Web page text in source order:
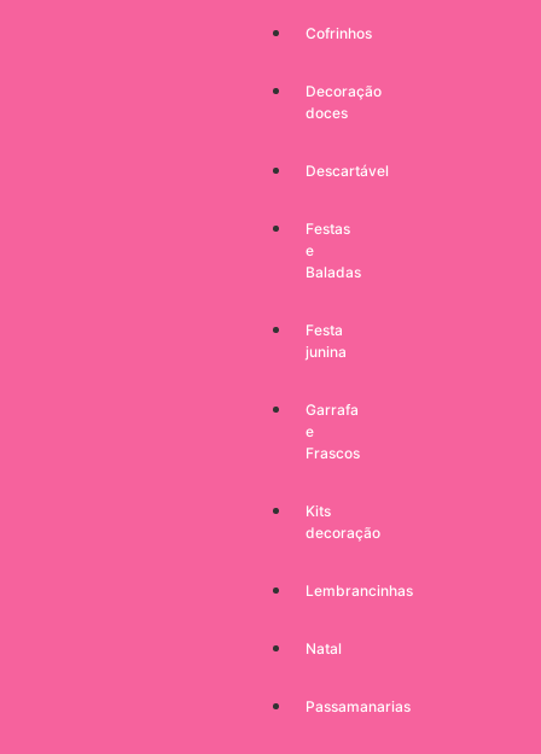
Cofrinhos
Decoração
doces
Descartável
Festas
e
Baladas
Festa
junina
Garrafa
e
Frascos
Kits
decoração
Lembrancinhas
Natal
Passamanarias